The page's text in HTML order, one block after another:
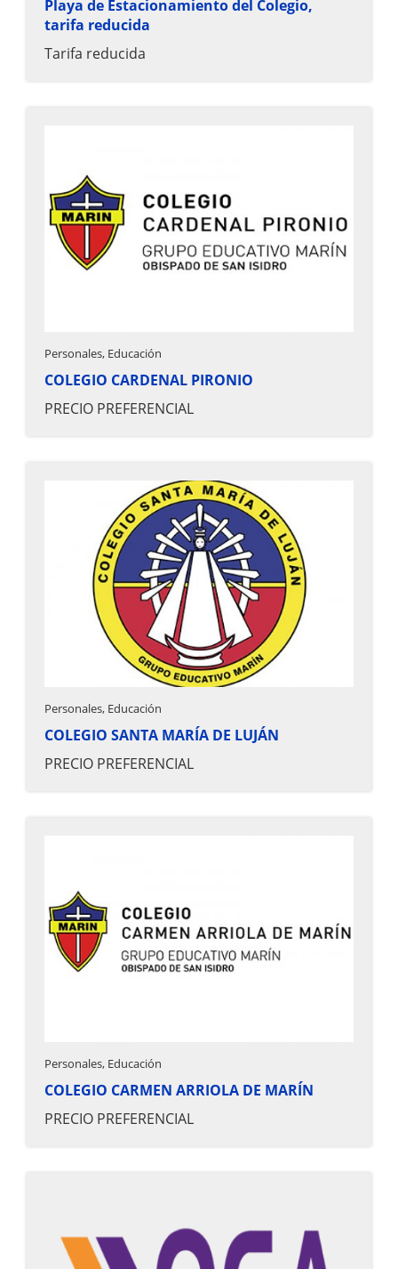
Playa de Estacionamiento del Colegio,
tarifa reducida
Tarifa reducida
Personales, Educación
COLEGIO CARDENAL PIRONIO
PRECIO PREFERENCIAL
Personales, Educación
COLEGIO SANTA MARÍA DE LUJÁN
PRECIO PREFERENCIAL
Personales, Educación
COLEGIO CARMEN ARRIOLA DE MARÍN
PRECIO PREFERENCIAL